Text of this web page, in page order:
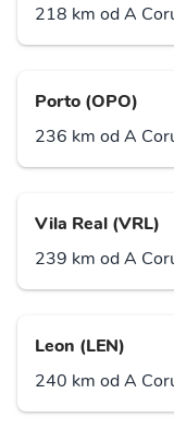
218 km od A
Porto (OPO)
236 km od A
Vila Real (VRL)
239 km od A
Leon (LEN)
240 km od A